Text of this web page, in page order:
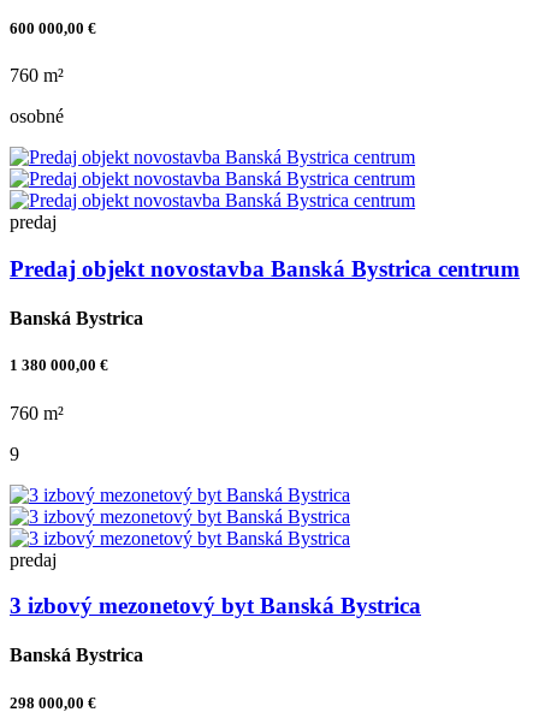
600 000,00 €
760 m²
osobné
predaj
Predaj objekt novostavba Banská Bystrica centrum
Banská Bystrica
1 380 000,00 €
760 m²
9
predaj
3 izbový mezonetový byt Banská Bystrica
Banská Bystrica
298 000,00 €